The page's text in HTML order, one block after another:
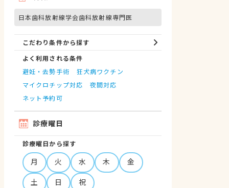
日本歯科放射線学会歯科放射線専門医
こだわり条件から探す
よく利用される条件
避妊・去勢手術
狂犬病ワクチン
マイクロチップ対応
夜間対応
ネット予約可
診療曜日
診療曜日から探す
月 火 水 木
金
土
日 祝